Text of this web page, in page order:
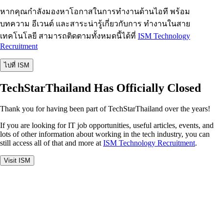
หากคุณกำลังมองหาโอกาสในการทำงานด้านไอที พร้อม
บทความ อีเวนต์ และสาระน่ารู้เกี่ยวกับการ ทำงานในสาย
เทคโนโลยี สามารถติดตามทั้งหมดนี้ได้ที่ ISM Technology
Recruitment
ไปที่ ISM
TechStarThailand Has Officially Closed
Thank you for having been part of TechStarThailand over the years!
If you are looking for IT job opportunities, useful articles, events, and
lots of other information about working in the tech industry, you can
still access all of that and more at ISM Technology Recruitment.
Visit ISM